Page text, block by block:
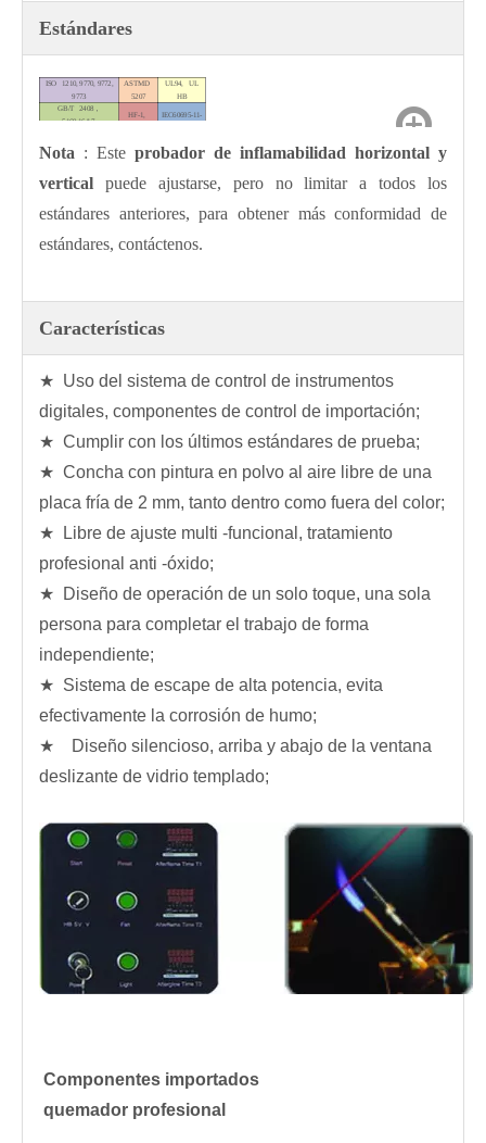
Estándares
ISO 1210, 9770, 9772,
9773
ASTMD
5207
UL94, UL
HB
GB/T 2408 ，
5169.16/17,
HF-1,
IEC60695-11-
Nota : Este probador de inflamabilidad horizontal y
vertical puede ajustarse, pero no limitar a todos los
estándares anteriores, para obtener más conformidad de
estándares, contáctenos.
Características
★ Uso del sistema de control de instrumentos
digitales, componentes de control de importación;
★ Cumplir con los últimos estándares de prueba;
★ Concha con pintura en polvo al aire libre de una
placa fría de 2 mm, tanto dentro como fuera del color;
★ Libre de ajuste multi -funcional, tratamiento
profesional anti -óxido;
★ Diseño de operación de un solo toque, una sola
persona para completar el trabajo de forma
independiente;
★ Sistema de escape de alta potencia, evita
efectivamente la corrosión de humo;
★ Diseño silencioso, arriba y abajo de la ventana
deslizante de vidrio templado;
Componentes importados
quemador profesional